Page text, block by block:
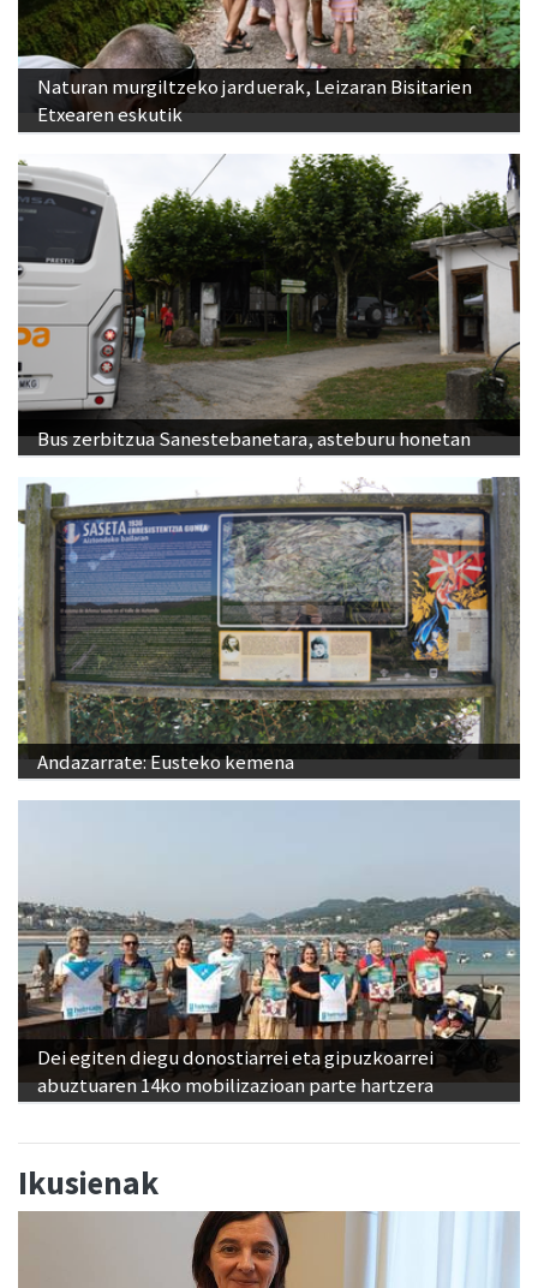
Naturan murgiltzeko jarduerak, Leizaran Bisitarien
Etxearen eskutik
Bus zerbitzua Sanestebanetara, asteburu honetan
Andazarrate: Eusteko kemena
Dei egiten diegu donostiarrei eta gipuzkoarrei
abuztuaren 14ko mobilizazioan parte hartzera
Ikusienak